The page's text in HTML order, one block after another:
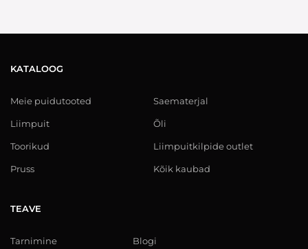
KATALOOG
Meie puidutooted
Liimpuit
Toorikud
Pruss
Saematerjal
Õli
Liimpuitkilpide outlet
Kõik kaubad
TEAVE
Tarnimine Blogi